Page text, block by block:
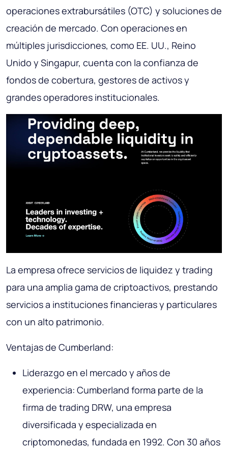
operaciones extrabursátiles (OTC) y soluciones de
creación de mercado. Con operaciones en
múltiples jurisdicciones, como EE. UU., Reino
Unido y Singapur, cuenta con la confianza de
fondos de cobertura, gestores de activos y
grandes operadores institucionales.
La empresa ofrece servicios de liquidez y trading
para una amplia gama de criptoactivos, prestando
servicios a instituciones financieras y particulares
con un alto patrimonio.
Ventajas de Cumberland:
Liderazgo en el mercado y años de
experiencia: Cumberland forma parte de la
firma de trading DRW, una empresa
diversificada y especializada en
criptomonedas, fundada en 1992. Con 30 años